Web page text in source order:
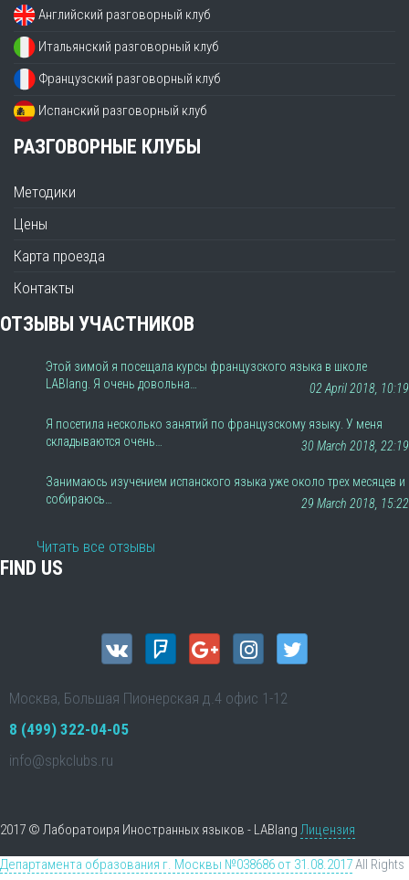
Английский разговорный клуб
Итальянский разговорный клуб
Французский разговорный клуб
Испанский разговорный клуб
РАЗГОВОРНЫЕ КЛУБЫ
Методики
Цены
Карта проезда
Контакты
ОТЗЫВЫ УЧАСТНИКОВ
Этой зимой я посещала курсы французского языка в школе
LABlang. Я очень довольна…
02 April 2018, 10:19
Я посетила несколько занятий по французскому языку. У меня
складываются очень…
30 March 2018, 22:19
Занимаюсь изучением испанского языка уже около трех месяцев и
собираюсь…
29 March 2018, 15:22
Читать все отзывы
FIND US
Москва, Большая Пионерская д.4 офис 1-12
8 (499) 322-04-05
info@spkclubs.ru
2017 © Лаборатоиря Иностранных языков - LABlang Лицензия
Департамента образования г. Москвы №038686 от 31.08.2017All Rights